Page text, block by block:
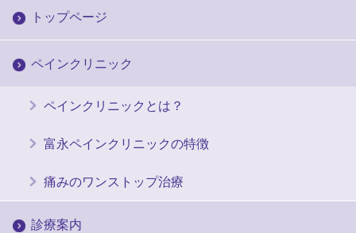
トップページ
ペインクリニック
ペインクリニックとは？
富永ペインクリニックの特徴
痛みのワンストップ治療
診療案内